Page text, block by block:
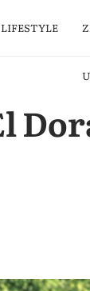
LIFESTYLE